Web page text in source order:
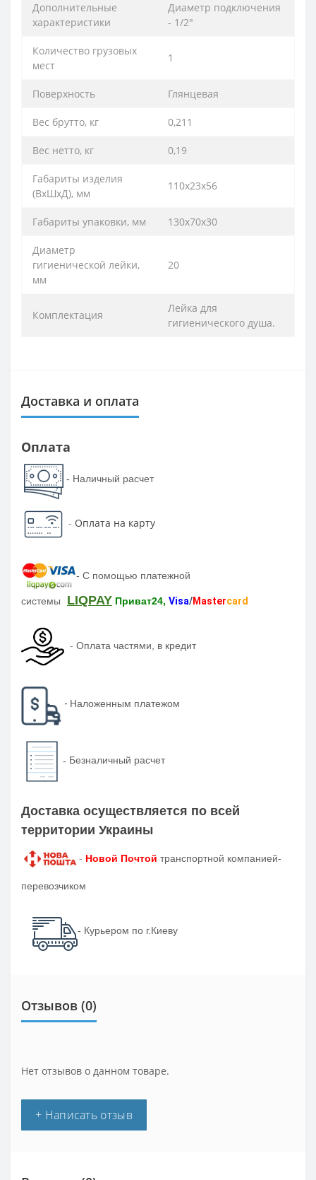
Дополнительные
характеристики
Диаметр подключения
- 1/2"
Количество грузовых
мест
1
Поверхность Глянцевая
Вес брутто, кг 0,211
Вес нетто, кг 0,19
Габариты изделия
(ВхШхД), мм
110х23х56
Габариты упаковки, мм 130х70х30
Диаметр
гигиенической лейки,
мм
20
Комплектация
Лейка для
гигиенического душа.
Доставка и оплата
Оплата
- Наличный расчет
- Оплата на карту
- С помощью платежной
системы LIQPAY Приват24, Visa/Mastercard
- Оплата частями, в кредит
- Наложенным платежом
- Безналичный расчет
Доставка осуществляется по всей
территории Украины
- Новой Почтой транспортной компанией-
перевозчиком
- Курьером по г.Киеву
Отзывов (0)
Нет отзывов о данном товаре.
+ Написать отзыв